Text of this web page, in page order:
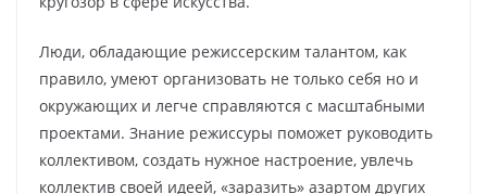
Люди, обладающие режиссерским талантом, как
правило, умеют организовать не только себя но и
окружающих и легче справляются с масштабными
проектами. Знание режиссуры поможет руководить
коллективом, создать нужное настроение, увлечь
коллектив своей идеей, «заразить» азартом других